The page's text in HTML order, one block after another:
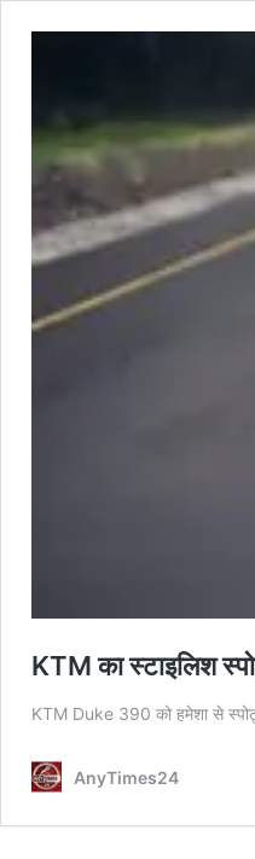
KTM का स्टाइलिश
KTM Duke 390 को हमेशा से
AnyTimes24